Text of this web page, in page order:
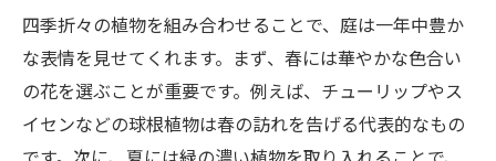
庭を舞台にしたイベントの企画
子どもと一緒に楽しむ庭の活動
コミュニティガーデンの活用方法
庭でのリラクゼーションスペースの設計
四季折々の植物を組み合わせることで、庭は一年中豊か
な表情を見せてくれます。まず、春には華やかな色合い
の花を選ぶことが重要です。例えば、チューリップやス
イセンなどの球根植物は春の訪れを告げる代表的なもの